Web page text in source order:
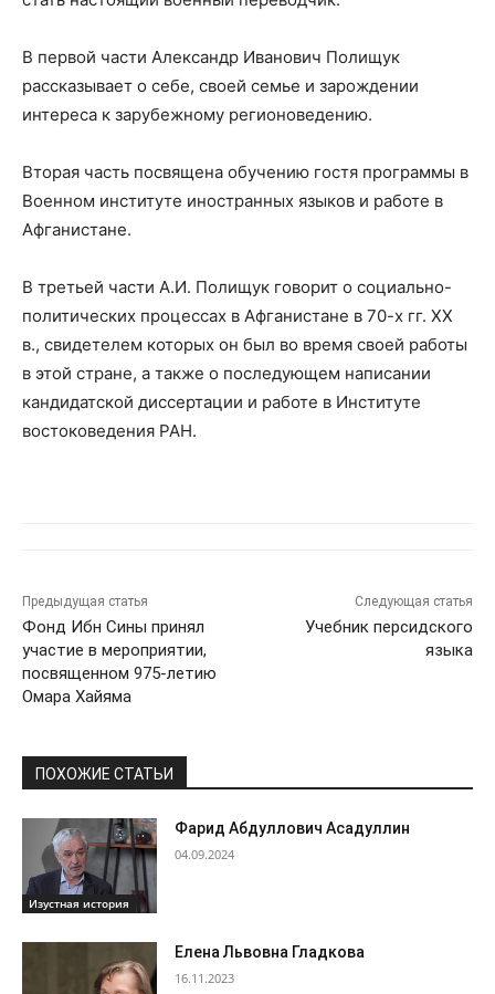
В первой части Александр Иванович Полищук
рассказывает о себе, своей семье и зарождении
интереса к зарубежному регионоведению.
Вторая часть посвящена обучению гостя программы в
Военном институте иностранных языков и работе в
Афганистане.
В третьей части А.И. Полищук говорит о социально-
политических процессах в Афганистане в 70-х гг. XX
в., свидетелем которых он был во время своей работы
в этой стране, а также о последующем написании
кандидатской диссертации и работе в Институте
востоковедения РАН.
Предыдущая статья
Фонд Ибн Сины принял
участие в мероприятии,
посвященном 975-летию
Омара Хайяма
Следующая статья
Учебник персидского
языка
ПОХОЖИЕ СТАТЬИ
Изустная история
Фарид Абдуллович Асадуллин
04.09.2024
Елена Львовна Гладкова
16.11.2023